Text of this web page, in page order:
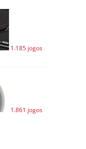
1.185 jogos
1.861 jogos